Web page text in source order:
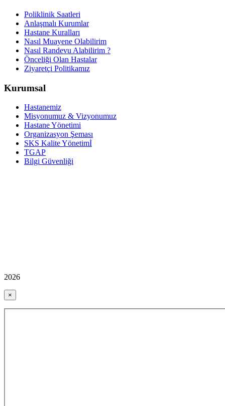
Poliklinik Saatleri
Anlaşmalı Kurumlar
Hastane Kuralları
Nasıl Muayene Olabilirim
Nasıl Randevu Alabilirim ?
Önceliği Olan Hastalar
Ziyaretçi Politikamız
Kurumsal
Hastanemiz
Misyonumuz & Vizyonumuz
Hastane Yönetimi
Organizasyon Şeması
SKS Kalite Yönetimİ
TGAP
Bilgi Güvenliği
2026
×